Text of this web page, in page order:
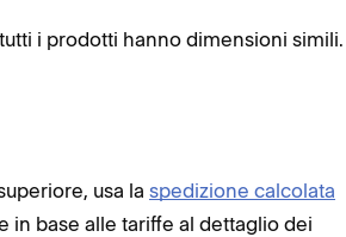
i prodotti hanno dimensioni simili.
usa la spedizione calcolata
in base alle tariffe al dettaglio dei